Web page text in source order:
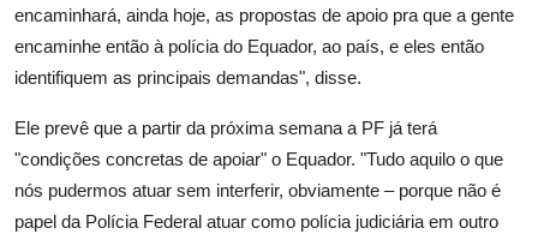
encaminhará, ainda hoje, as propostas de apoio pra que a gente
encaminhe então à polícia do Equador, ao país, e eles então
identifiquem as principais demandas", disse.
Ele prevê que a partir da próxima semana a PF já terá
"condições concretas de apoiar" o Equador. "Tudo aquilo o que
nós pudermos atuar sem interferir, obviamente – porque não é
papel da Polícia Federal atuar como polícia judiciária em outro